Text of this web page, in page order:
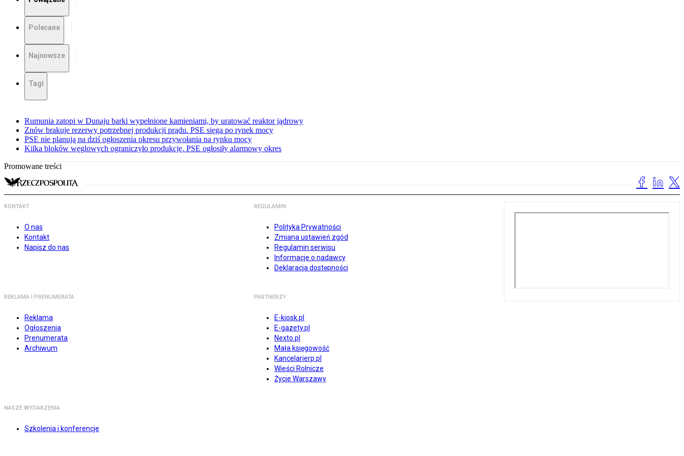
Polecane
Najnowsze
Tagi
Rumunia zatopi w Dunaju barki wypełnione kamieniami, by uratować reaktor jądrowy
Znów brakuje rezerwy potrzebnej produkcji prądu. PSE sięga po rynek mocy
PSE nie planują na dziś ogłoszenia okresu przywołania na rynku mocy
Kilka bloków węglowych ograniczyło produkcję. PSE ogłosiły alarmowy okres
Promowane treści
KONTAKT
O nas
Kontakt
Napisz do nas
REGULAMIN
Polityka Prywatności
Zmiana ustawień zgód
Regulamin serwisu
Informacje o nadawcy
Deklaracja dostępności
REKLAMA I PRENUMERATA
Reklama
Ogłoszenia
Prenumerata
Archiwum
PARTNERZY
E-kiosk.pl
E-gazety.pl
Nexto.pl
Mała księgowość
Kancelarierp.pl
Wieści Rolnicze
Życie Warszawy
NASZE WYDARZENIA
Szkolenia i konferencje